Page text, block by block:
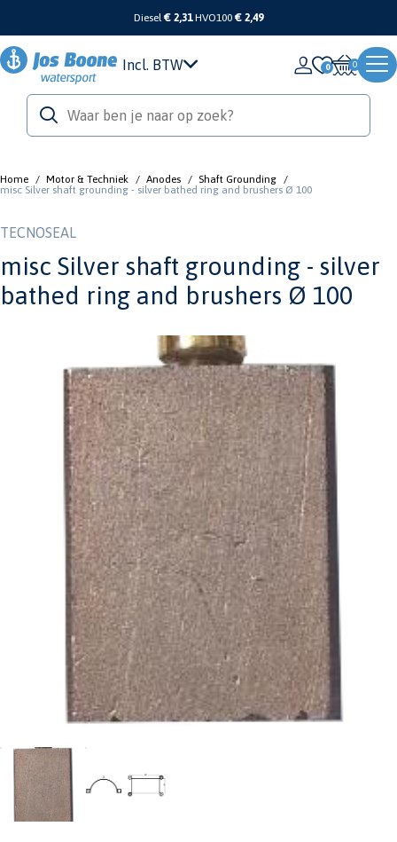
Diesel€ 2,31 HVO100 € 2,49
Incl. BTW 0
Home / Motor & Techniek / Anodes / Shaft Grounding /
misc Silver shaft grounding - silver bathed ring and brushers Ø 100
TECNOSEAL
misc Silver shaft grounding - silver
bathed ring and brushers Ø 100